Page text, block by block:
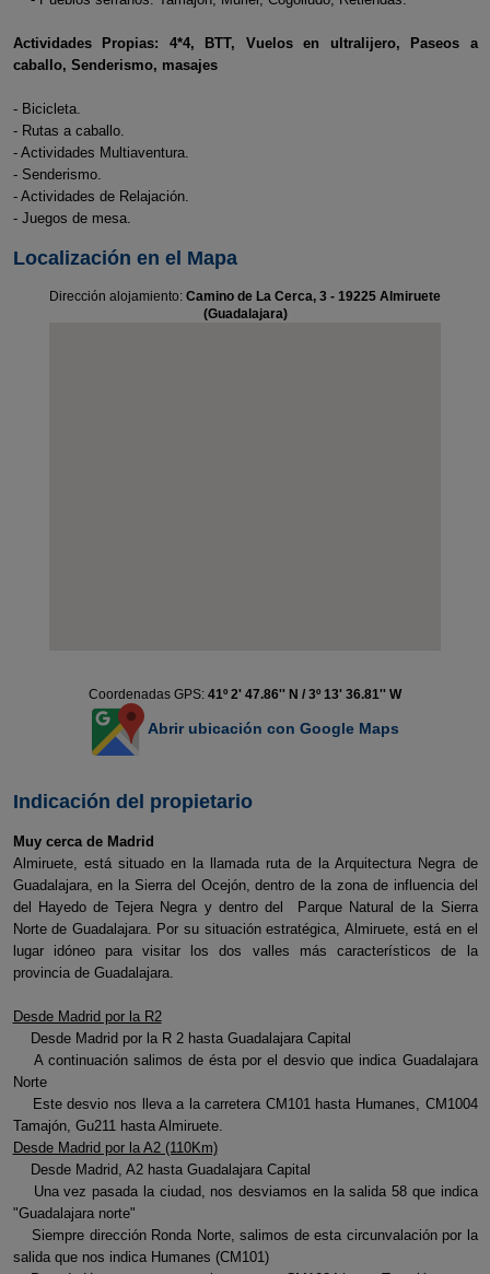
Actividades Propias: 4*4, BTT, Vuelos en ultralijero, Paseos a
caballo, Senderismo, masajes
- Bicicleta.
- Rutas a caballo.
- Actividades Multiaventura.
- Senderismo.
- Actividades de Relajación.
- Juegos de mesa.
Localización en el Mapa
Dirección alojamiento: Camino de La Cerca, 3 - 19225 Almiruete
(Guadalajara)
Coordenadas GPS: 41º 2' 47.86'' N / 3º 13' 36.81'' W
Abrir ubicación con Google Maps
Indicación del propietario
Muy cerca de Madrid
Almiruete, está situado en la llamada ruta de la Arquitectura Negra de
Guadalajara, en la Sierra del Ocejón, dentro de la zona de influencia del
del Hayedo de Tejera Negra y dentro del Parque Natural de la Sierra
Norte de Guadalajara. Por su situación estratégica, Almiruete, está en el
lugar idóneo para visitar los dos valles más característicos de la
provincia de Guadalajara.
Desde Madrid por la R2
Desde Madrid por la R 2 hasta Guadalajara Capital
A continuación salimos de ésta por el desvio que indica Guadalajara
Norte
Este desvio nos lleva a la carretera CM101 hasta Humanes, CM1004
Tamajón, Gu211 hasta Almiruete.
Desde Madrid por la A2 (110Km)
Desde Madrid, A2 hasta Guadalajara Capital
Una vez pasada la ciudad, nos desviamos en la salida 58 que indica
"Guadalajara norte"
Siempre dirección Ronda Norte, salimos de esta circunvalación por la
salida que nos indica Humanes (CM101)